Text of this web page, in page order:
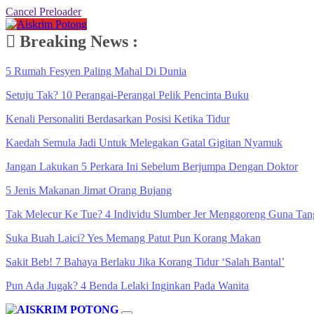
Cancel Preloader
Breaking News :
5 Rumah Fesyen Paling Mahal Di Dunia
Setuju Tak? 10 Perangai-Perangai Pelik Pencinta Buku
Kenali Personaliti Berdasarkan Posisi Ketika Tidur
Kaedah Semula Jadi Untuk Melegakan Gatal Gigitan Nyamuk
Jangan Lakukan 5 Perkara Ini Sebelum Berjumpa Dengan Doktor
5 Jenis Makanan Jimat Orang Bujang
Tak Melecur Ke Tue? 4 Individu Slumber Jer Menggoreng Guna
Suka Buah Laici? Yes Memang Patut Pun Korang Makan
Sakit Beb! 7 Bahaya Berlaku Jika Korang Tidur ‘Salah Bantal’
Pun Ada Jugak? 4 Benda Lelaki Inginkan Pada Wanita